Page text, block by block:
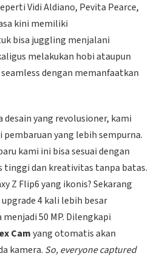
Vidi Aldiano, Pevita Pearce,
kini memiliki
bisa juggling menjalani
melakukan hobi ataupun
dengan memanfaatkan
desain yang revolusioner, kami
yang lebih sempurna.
kami ini bisa sesuai dengan
tinggi dan kreativitas tanpa batas.
Z Flip6 yang ikonis? Sekarang
4 kali lebih besar
50 MP. Dilengkapi
Camyang otomatis akan
kamera. So, everyone captured